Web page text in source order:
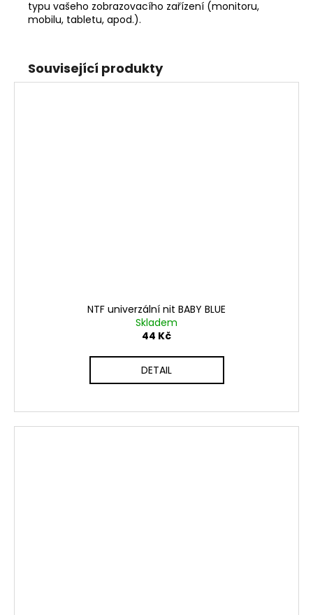
typu vašeho zobrazovacího zařízení (monitoru,
mobilu, tabletu, apod.).
Související produkty
NTF univerzální nit BABY BLUE
Skladem
44 Kč
DETAIL